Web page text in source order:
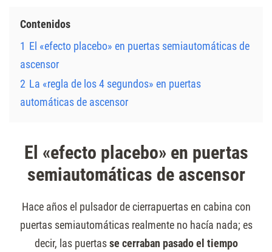
Contenidos
1 El «efecto placebo» en puertas semiautomáticas de
ascensor
2 La «regla de los 4 segundos» en puertas
automáticas de ascensor
El «efecto placebo» en puertas
semiautomáticas de ascensor
Hace años el pulsador de cierrapuertas en cabina con
puertas semiautomáticas realmente no hacía nada; es
decir, las puertasse cerraban pasado el tiempo